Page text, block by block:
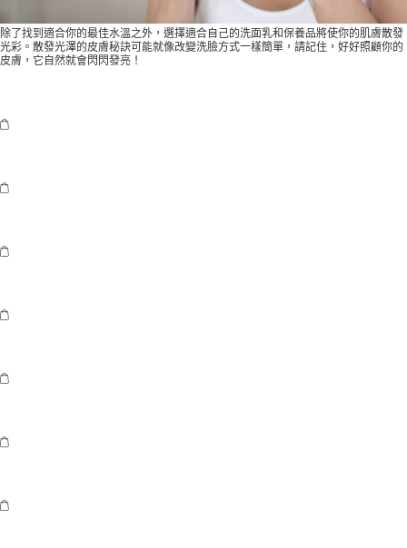
除了找到適合你的最佳水溫之外，選擇適合自己的洗面乳和保養品將使你的肌膚散發
光彩。散發光澤的皮膚秘訣可能就像改變洗臉方式一樣簡單，請記住，好好照顧你的
皮膚，它自然就會閃閃發亮！